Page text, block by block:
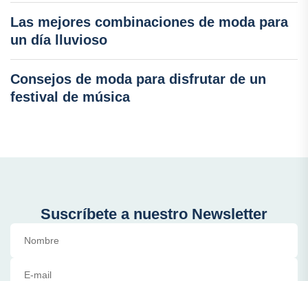
Las mejores combinaciones de moda para
un día lluvioso
Consejos de moda para disfrutar de un
festival de música
Suscríbete a nuestro Newsletter